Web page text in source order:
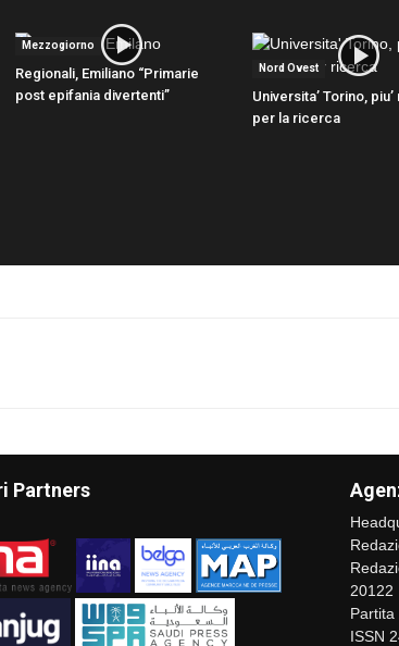
Mezzogiorno
Regionali, Emiliano “Primarie
post epifania divertenti”
Nord Ovest
Universita’ Torino,
per la ricerca
Partners
20122
Partita
ISSN